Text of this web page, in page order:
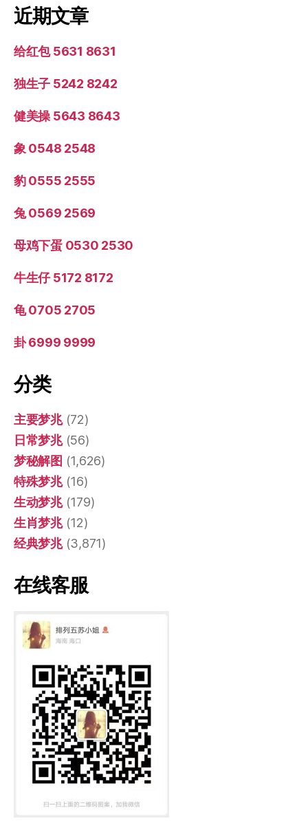
近期文章
给红包 5631 8631
独生子 5242 8242
健美操 5643 8643
象 0548 2548
豹 0555 2555
兔 0569 2569
母鸡下蛋 0530 2530
牛生仔 5172 8172
龟 0705 2705
卦 6999 9999
分类
主要梦兆(72)
日常梦兆(56)
梦秘解图 (1,626)
特殊梦兆(16)
生动梦兆(179)
生肖梦兆(12)
经典梦兆(3,871)
在线客服